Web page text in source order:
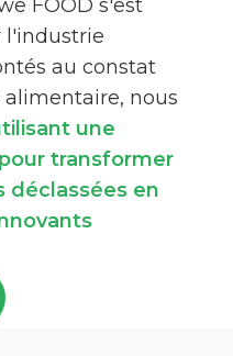
FOOD s'est
l'industrie
au constat
nous
une
transformer
déclassées en